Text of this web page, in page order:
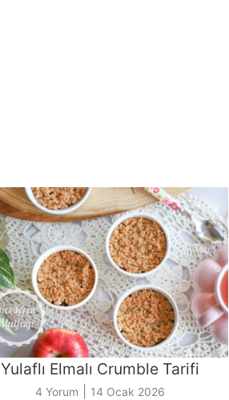
Yulaflı Elmalı Crumble Tarifi
4 Yorum 14 Ocak 2026